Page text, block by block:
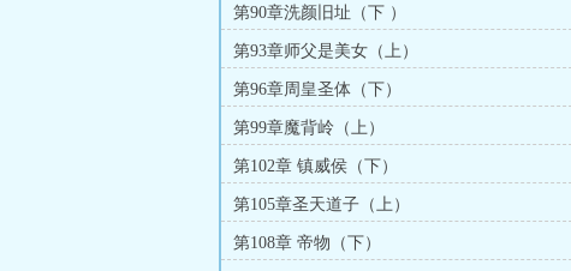
第90章洗颜旧址（下 ）
第93章师父是美女（上）
第96章周皇圣体（下）
第99章魔背岭（上）
第102章 镇威侯（下）
第105章圣天道子（上）
第108章 帝物（下）